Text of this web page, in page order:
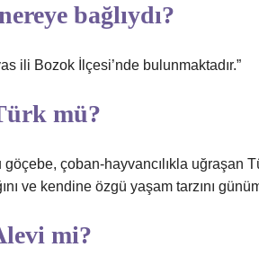
bağlıydı?
ili Bozok İlçesi’nde bulunmaktadır.”
mü?
çoban-hayvancılıkla uğraşan
ve kendine özgü yaşam tarzını
mi?